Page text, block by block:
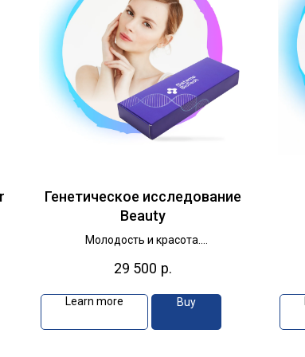
Генетическое исследование
Beauty
Молодость и красота.
генетика.
29 500 р.
Learn more Buy